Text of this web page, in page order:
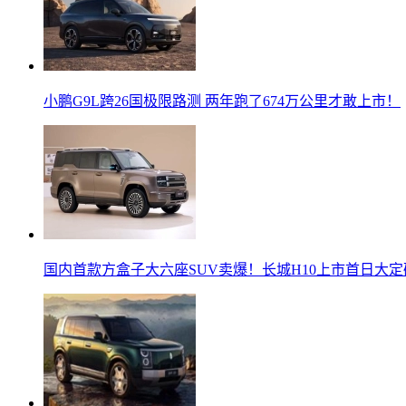
小鹏G9L跨26国极限路测 两年跑了674万公里才敢上市！
国内首款方盒子大六座SUV卖爆！长城H10上市首日大定